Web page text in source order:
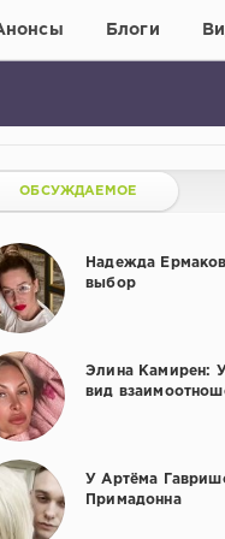
Блоги
ОБСУЖДАЕМОЕ
Надежда
выбор
Элина Камирен:
вид
У Артёма
Примадонна